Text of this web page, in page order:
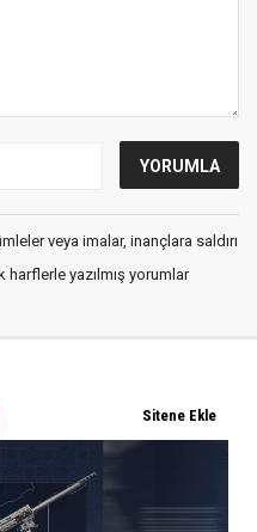
veya imalar, inançlara saldırı
harflerle yazılmış yorumlar